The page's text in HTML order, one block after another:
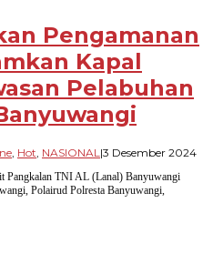
Pengamanan
Kapal
Pelabuhan
, Hot, NASIONAL|3 Desember 2024
Pangkalan TNI AL (Lanal) Banyuwangi
Polairud Polresta Banyuwangi,